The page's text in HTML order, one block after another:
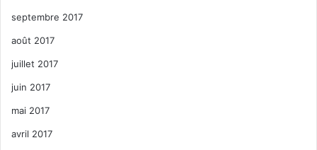
septembre 2017
août 2017
juillet 2017
juin 2017
mai 2017
avril 2017